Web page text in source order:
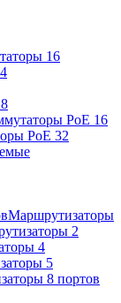
16
PoE 16
PoE 32
Маршрутизаторы
2
4
5
8 портов